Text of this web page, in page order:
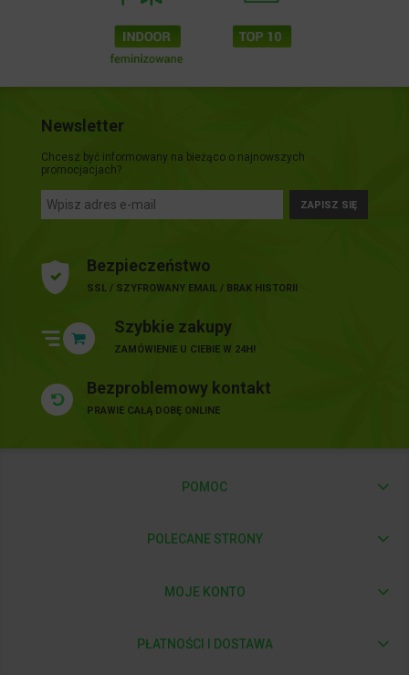
Newsletter
Chcesz być informowany na bieżąco o najnowszych
promocjacjach?
ZAPISZ SIĘ
Bezpieczeństwo
SSL / SZYFROWANY EMAIL / BRAK HISTORII
Szybkie zakupy
ZAMÓWIENIE U CIEBIE W 24H!
Bezproblemowy kontakt
PRAWIE CAŁĄ DOBĘ ONLINE
POMOC
POLECANE STRONY
MOJE KONTO
PŁATNOŚCI I DOSTAWA